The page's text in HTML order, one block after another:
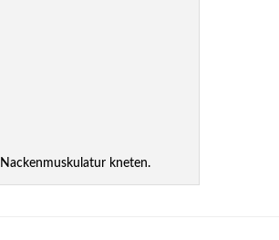
Nackenmuskulatur kneten.